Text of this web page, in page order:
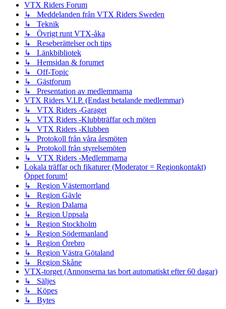
VTX Riders Forum
↳ Meddelanden från VTX Riders Sweden
↳ Teknik
↳ Övrigt runt VTX-åka
↳ Reseberättelser och tips
↳ Länkbibliotek
↳ Hemsidan & forumet
↳ Off-Topic
↳ Gästforum
↳ Presentation av medlemmarna
VTX Riders V.I.P. (Endast betalande medlemmar)
↳ VTX Riders -Garaget
↳ VTX Riders -Klubbträffar och möten
↳ VTX Riders -Klubben
↳ Protokoll från våra årsmöten
↳ Protokoll från styrelsemöten
↳ VTX Riders -Medlemmarna
Lokala träffar och fikaturer (Moderator = Regionkontakt)
Öppet forum!
↳ Region Västernorrland
↳ Region Gävle
↳ Region Dalarna
↳ Region Uppsala
↳ Region Stockholm
↳ Region Södermanland
↳ Region Örebro
↳ Region Västra Götaland
↳ Region Skåne
VTX-torget (Annonserna tas bort automatiskt efter 60 dagar)
↳ Säljes
↳ Köpes
↳ Bytes